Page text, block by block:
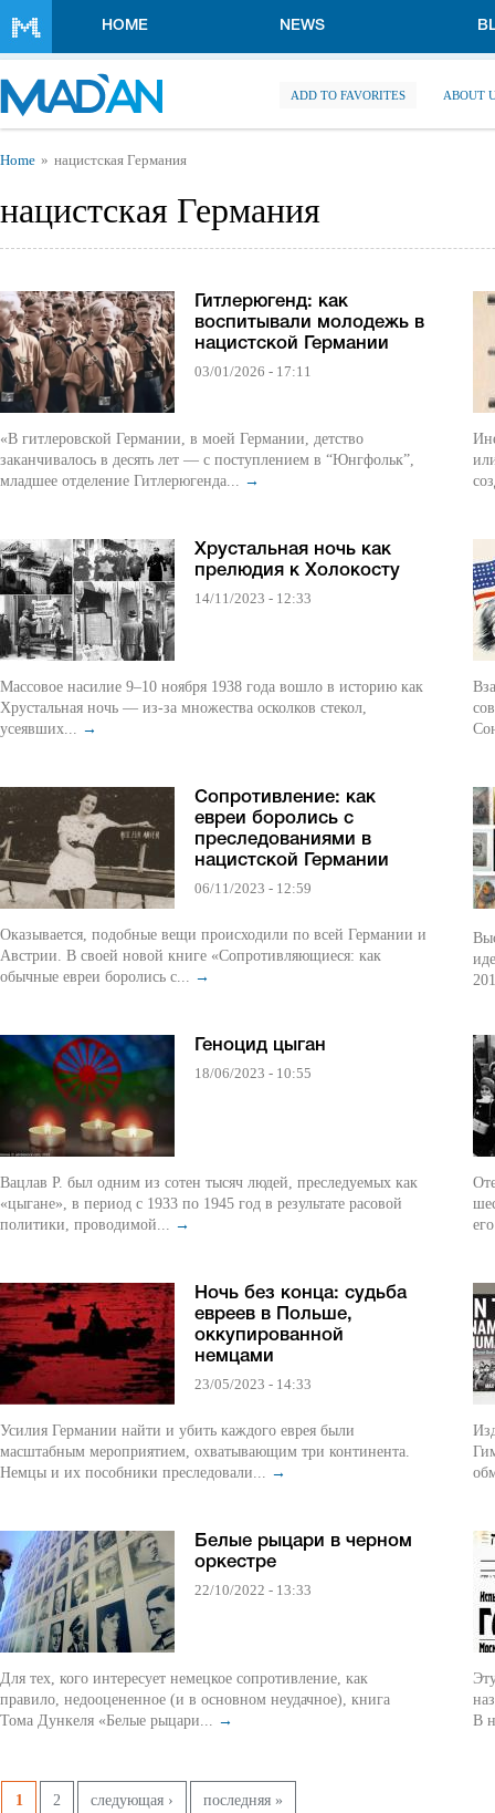
HOME NEWS
ADD TO FAVORITES ABOUT
You are here
Home нацистская Германия
нацистская Германия
Гитлерюгенд: как
воспитывали молодежь в
нацистской Германии
03/01/2026 - 17:11
«В гитлеровской Германии, в моей Германии, детство
заканчивалось в десять лет — с поступлением в “Юнгфольк”,
младшее отделение Гитлерюгенда... →
Хрустальная ночь как
прелюдия к Холокосту
14/11/2023 - 12:33
Массовое насилие 9–10 ноября 1938 года вошло в историю как
Хрустальная ночь — из‑за множества осколков стекол,
усеявших... →
Сопротивление: как
евреи боролись с
преследованиями в
нацистской Германии
06/11/2023 - 12:59
Оказывается, подобные вещи происходили по всей Германии и
Австрии. В своей новой книге «Сопротивляющиеся: как
обычные евреи боролись с... →
Геноцид цыган
18/06/2023 - 10:55
Вацлав Р. был одним из сотен тысяч людей, преследуемых как
«цыгане», в период с 1933 по 1945 год в результате расовой
политики, проводимой... →
Ночь без конца: судьба
евреев в Польше,
оккупированной
немцами
23/05/2023 - 14:33
Усилия Германии найти и убить каждого еврея были
масштабным мероприятием, охватывающим три континента.
Немцы и их пособники преследовали... →
Белые рыцари в черном
оркестре
22/10/2022 - 13:33
Для тех, кого интересует немецкое сопротивление, как
правило, недооцененное (и в основном неудачное), книга
Тома Дункеля «Белые рыцари... →
Инерция
В
Pages
1 2 следующая › последняя »